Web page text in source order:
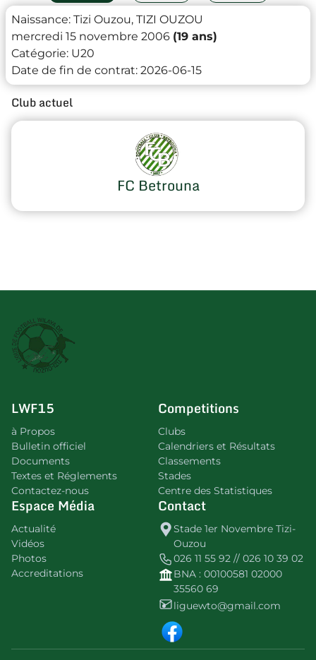
Naissance: Tizi Ouzou, TIZI OUZOU
mercredi 15 novembre 2006 (19 ans)
Catégorie: U20
Date de fin de contrat: 2026-06-15
Club actuel
FC Betrouna
LWF15
à Propos
Bulletin officiel
Documents
Textes et Réglements
Contactez-nous
Competitions
Clubs
Calendriers et Résultats
Classements
Stades
Centre des Statistiques
Espace Média
Actualité
Vidéos
Photos
Accreditations
Contact
Stade 1er Novembre Tizi-
Ouzou
026 11 55 92 // 026 10 39 02
BNA : 00100581 02000
35560 69
liguewto@gmail.com